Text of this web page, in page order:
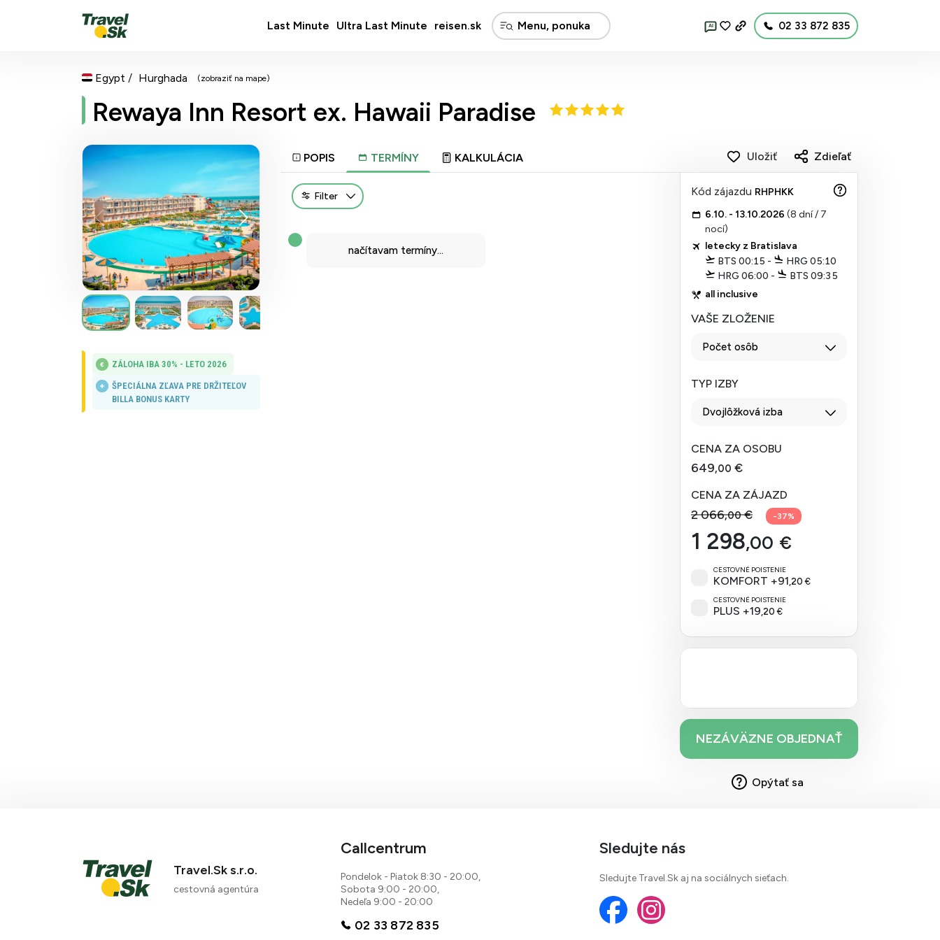
Last Minute Ultra Last Minute reisen.sk AI 02 33 872 835
Egypt Hurghada (zobraziť na mape)
Rewaya Inn Resort ex. Hawaii Paradise
ZÁLOHA IBA 30% - LETO 2026
ŠPECIÁLNA ZĽAVA PRE DRŽITEĽOV
BILLA BONUS KARTY
POPIS TERMÍNY KALKULÁCIA
Filter
načítavam termíny...
Uložiť Zdieľať
Kód zájazdu RHPHKK
6.10. - 13.10.2026 (8 dní / 7
nocí)
letecky z Bratislava
BTS 00:15 -
HRG 05:10
HRG 06:00 -
BTS 09:35
all inclusive
VAŠE ZLOŽENIE
Počet osôb
TYP IZBY
Dvojlôžková izba
CENA ZA OSOBU
649,00 €
CENA ZA ZÁJAZD
2 066,00€ -37%
1 298,00 €
CESTOVNÉ POISTENIE
KOMFORT +91,20 €
CESTOVNÉ POISTENIE
PLUS +19,20 €
Opýtať sa
Travel.Sk s.r.o.
cestovná agentúra
Callcentrum
Pondelok - Piatok 8:30 - 20:00,
Sobota 9:00 - 20:00,
Nedeľa 9:00 - 20:00
02 33 872 835
Sledujte nás
Sledujte Travel.Sk aj na sociálnych sieťach.